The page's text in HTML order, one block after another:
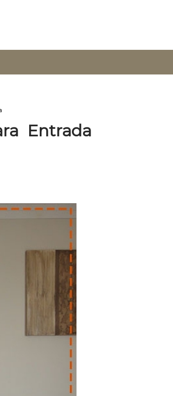
Entrada